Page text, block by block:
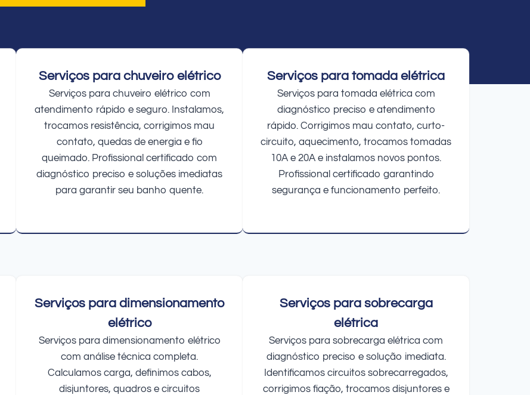
Serviços para chuveiro elétrico
Serviços para chuveiro elétrico com
atendimento rápido e seguro. Instalamos,
trocamos resistência, corrigimos mau
contato, quedas de energia e fio
queimado. Profissional certificado com
diagnóstico preciso e soluções imediatas
para garantir seu banho quente.
Serviços para tomada elétrica
Serviços para tomada elétrica com
diagnóstico preciso e atendimento
rápido. Corrigimos mau contato, curto-
circuito, aquecimento, trocamos tomadas
10A e 20A e instalamos novos pontos.
Profissional certificado garantindo
segurança e funcionamento perfeito.
Serviços para dimensionamento
elétrico
Serviços para dimensionamento elétrico
com análise técnica completa.
Calculamos carga, definimos cabos,
disjuntores, quadros e circuitos
Serviços para sobrecarga
elétrica
Serviços para sobrecarga elétrica com
diagnóstico preciso e solução imediata.
Identificamos circuitos sobrecarregados,
corrigimos fiação, trocamos disjuntores e